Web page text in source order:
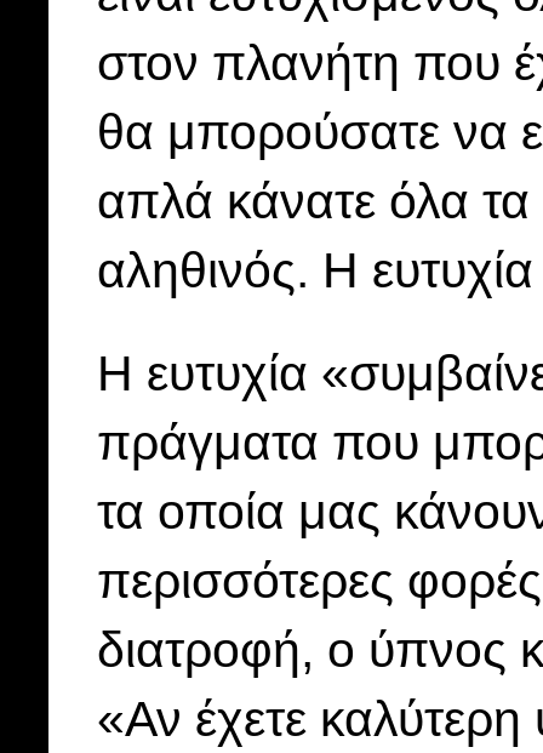
στον πλανήτη που
θα μπορούσατε να
απλά κάνατε όλα
αληθινός. Η ευτυχία
Η ευτυχία
πράγματα που
τα οποία μας
περισσότερες
διατροφή, ο ύπνος
«Αν έχετε καλύτερη